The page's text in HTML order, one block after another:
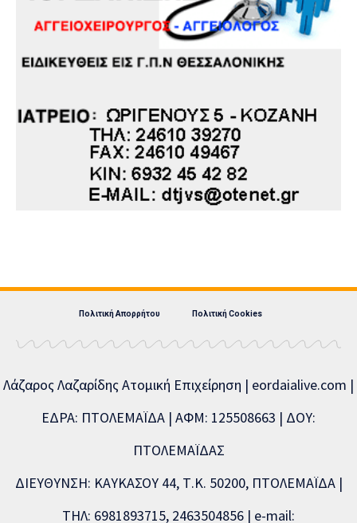
Πολιτική Απορρήτου Πολιτική Cookies
Λάζαρος Λαζαρίδης Ατομική Επιχείρηση | eordaialive.com |
ΕΔΡΑ: ΠΤΟΛΕΜΑΪΔΑ | ΑΦΜ: 125508663 | ΔΟΥ:
ΠΤΟΛΕΜΑΪΔΑΣ
ΔΙΕΥΘΥΝΣΗ: ΚΑΥΚΑΣΟΥ 44, Τ.Κ. 50200, ΠΤΟΛΕΜΑΪΔΑ |
ΤΗΛ: 6981893715, 2463504856 | e-mail: